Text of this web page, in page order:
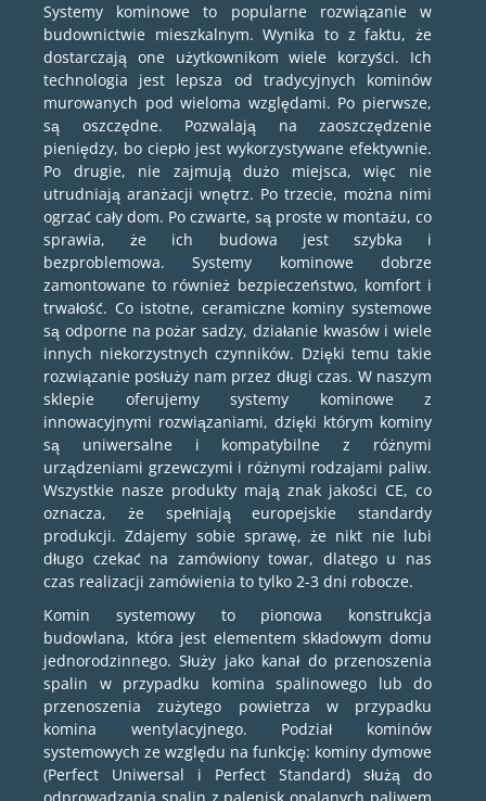
Systemy kominowe to popularne rozwiązanie w
budownictwie mieszkalnym. Wynika to z faktu, że
dostarczają one użytkownikom wiele korzyści. Ich
technologia jest lepsza od tradycyjnych kominów
murowanych pod wieloma względami. Po pierwsze,
są oszczędne. Pozwalają na zaoszczędzenie
pieniędzy, bo ciepło jest wykorzystywane efektywnie.
Po drugie, nie zajmują dużo miejsca, więc nie
utrudniają aranżacji wnętrz. Po trzecie, można nimi
ogrzać cały dom. Po czwarte, są proste w montażu, co
sprawia, że ich budowa jest szybka i
bezproblemowa. Systemy kominowe dobrze
zamontowane to również bezpieczeństwo, komfort i
trwałość. Co istotne, ceramiczne kominy systemowe
są odporne na pożar sadzy, działanie kwasów i wiele
innych niekorzystnych czynników. Dzięki temu takie
rozwiązanie posłuży nam przez długi czas. W naszym
sklepie oferujemy systemy kominowe z
innowacyjnymi rozwiązaniami, dzięki którym kominy
są uniwersalne i kompatybilne z różnymi
urządzeniami grzewczymi i różnymi rodzajami paliw.
Wszystkie nasze produkty mają znak jakości CE, co
oznacza, że spełniają europejskie standardy
produkcji. Zdajemy sobie sprawę, że nikt nie lubi
długo czekać na zamówiony towar, dlatego u nas
czas realizacji zamówienia to tylko 2-3 dni robocze.
Komin systemowy to pionowa konstrukcja
budowlana, która jest elementem składowym domu
jednorodzinnego. Służy jako kanał do przenoszenia
spalin w przypadku komina spalinowego lub do
przenoszenia zużytego powietrza w przypadku
komina wentylacyjnego. Podział kominów
systemowych ze względu na funkcję: kominy dymowe
(Perfect Uniwersal i Perfect Standard) służą do